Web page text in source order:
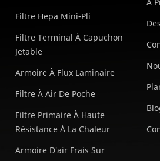
Filtre Hepa Mini-Pli
Filtre Terminal À Capuchon
Jetable
Armoire À Flux Laminaire
Filtre À Air De Poche
Filtre Primaire À Haute
Résistance À La Chaleur
Armoire D'air Frais Sur